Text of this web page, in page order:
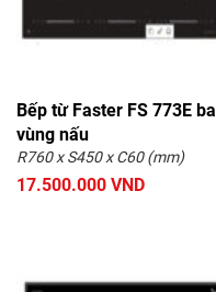
Bếp từ Faster FS 773E ba
vùng nấu
R760 x S450 x C60 (mm)
17.500.000 VND